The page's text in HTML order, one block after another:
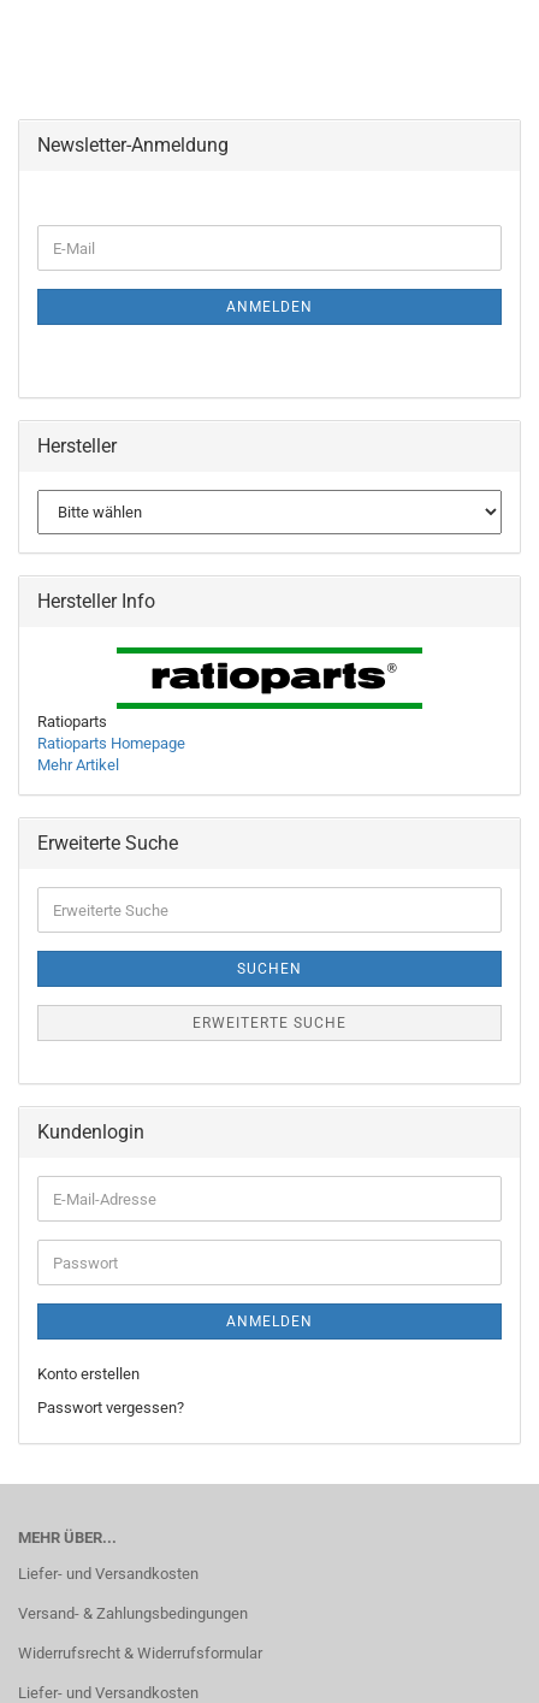
Newsletter-Anmeldung
ZUR
E-
Mail
ANMELDEN
Hersteller
Hersteller Info
Ratioparts
Ratioparts Homepage
Mehr Artikel
Erweiterte Suche
Suche
SUCHEN
ERWEITERTE SUCHE
Kundenlogin
E-
Mail-
Adresse
Passwort
ANMELDEN
Konto erstellen
Passwort vergessen?
MEHR ÜBER...
Liefer- und Versandkosten
Versand- & Zahlungsbedingungen
Widerrufsrecht & Widerrufsformular
Liefer- und Versandkosten